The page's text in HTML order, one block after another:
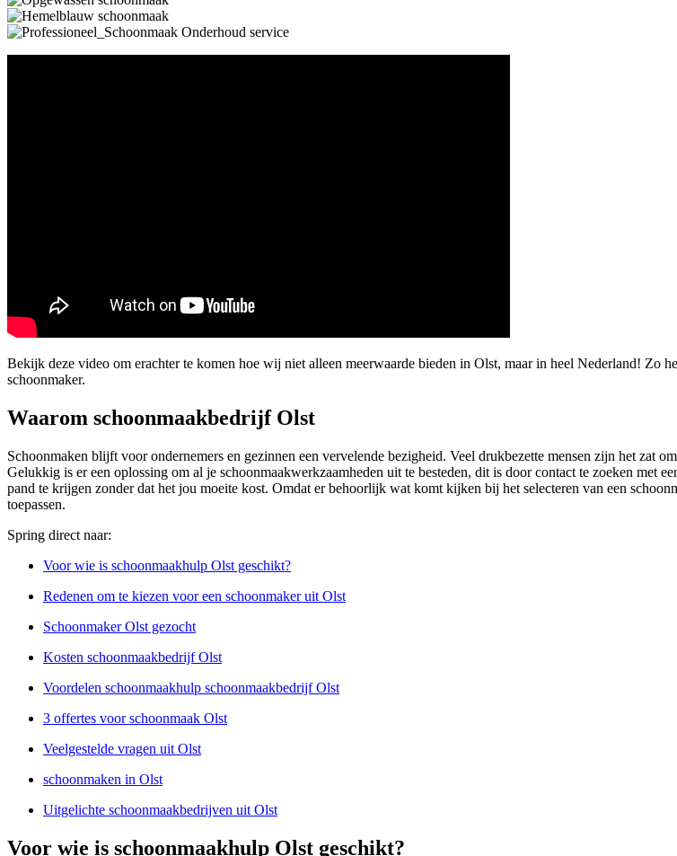
Bekijk deze video om erachter te komen hoe wij niet alleen meerwaarde bieden in Olst, maar in heel Nederland! Zo
schoonmaker.
Waarom schoonmaakbedrijf Olst
Schoonmaken blijft voor ondernemers en gezinnen een vervelende bezigheid. Veel drukbezette mensen zijn het zat
Gelukkig is er een oplossing om al je schoonmaakwerkzaamheden uit te besteden, dit is door contact te zoeken met
pand te krijgen zonder dat het jou moeite kost. Omdat er behoorlijk wat komt kijken bij het selecteren van een
toepassen.
Spring direct naar:
Voor wie is schoonmaakhulp Olst geschikt?
Redenen om te kiezen voor een schoonmaker uit Olst
Schoonmaker Olst gezocht
Kosten schoonmaakbedrijf Olst
Voordelen schoonmaakhulp schoonmaakbedrijf Olst
3 offertes voor schoonmaak Olst
Veelgestelde vragen uit Olst
schoonmaken in Olst
Uitgelichte schoonmaakbedrijven uit Olst
Voor wie is schoonmaakhulp Olst geschikt?